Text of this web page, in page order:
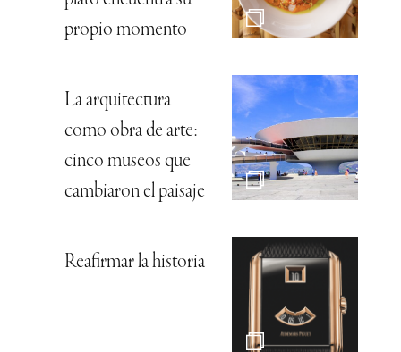
propio momento
La arquitectura
como obra de arte:
cinco museos que
cambiaron el paisaje
Reafirmar la historia